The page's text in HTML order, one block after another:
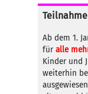
Ab dem 1.
für alle
Kinder und
weiterhin